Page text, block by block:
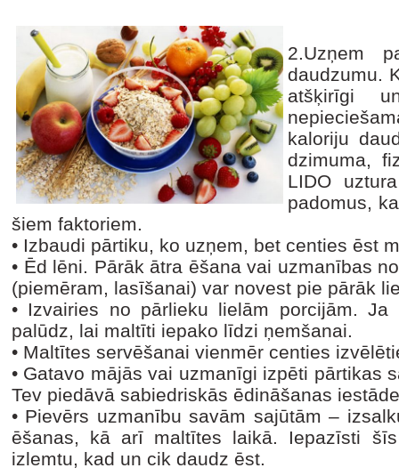
2.Uzņem
daudzumu.
atšķirīgi
kaloriju
dzimuma,
LIDO
padomus,
šiem faktoriem.
• Izbaudi pārtiku, ko uzņem, bet centies ēst
• Ēd lēni. Pārāk ātra ēšana vai uzmanības
(piemēram, lasīšanai) var novest pie pārāk
• Izvairies no pārlieku lielām porcijām.
palūdz, lai maltīti iepako līdzi ņemšanai.
• Maltītes servēšanai vienmēr centies
• Gatavo mājās vai uzmanīgi izpēti pārtikas
Tev piedāvā sabiedriskās ēdināšanas
• Pievērs uzmanību savām sajūtām –
ēšanas, kā arī maltītes laikā. Iepazīsti
izlemtu, kad un cik daudz ēst.